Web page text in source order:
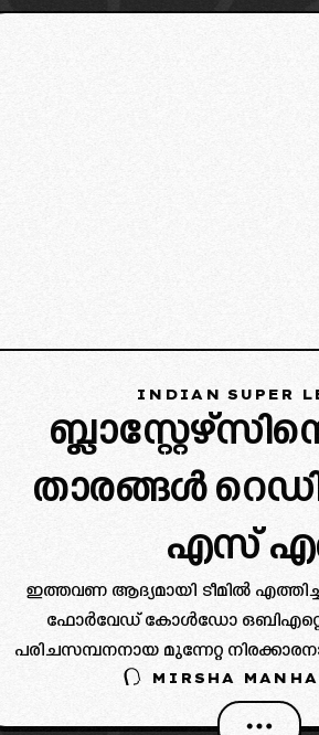
INDIAN SUPER
താരങ്ങൾ
എസ്
ഇത്തവണ ആദ്യമായി ടീമിൽ
ഫോർവേഡ് കോൾഡോ
പരിചസമ്പനനായ മുന്നേറ്റ
ക്ലബുകൾക്കായി മികച്ച
MIRSHA